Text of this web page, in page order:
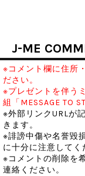
J-ME
※コメント欄に住所
ださい。
※プレゼントを伴う
組「MESSAGE TO
※外部リンクURLが
きます。
※誹謗中傷や名誉毀
に十分に注意してく
※コメントの削除を
連絡ください。